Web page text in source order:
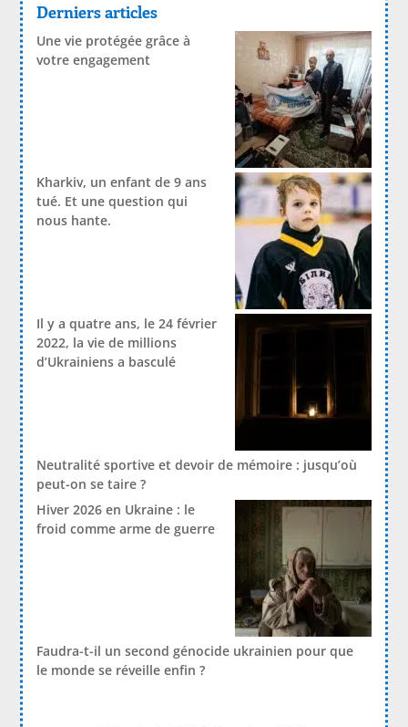
Derniers articles
Une vie protégée grâce à
votre engagement
Kharkiv, un enfant de 9 ans
tué. Et une question qui
nous hante.
Il y a quatre ans, le 24 février
2022, la vie de millions
d’Ukrainiens a basculé
Neutralité sportive et devoir de mémoire : jusqu’où
peut-on se taire ?
Hiver 2026 en Ukraine : le
froid comme arme de guerre
Faudra-t-il un second génocide ukrainien pour que
le monde se réveille enfin ?